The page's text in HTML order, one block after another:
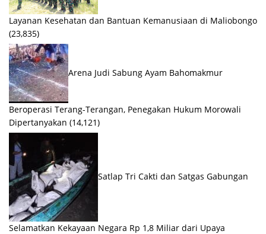
Layanan Kesehatan dan Bantuan Kemanusiaan di Maliobongo
(23,835)
Arena Judi Sabung Ayam Bahomakmur
Beroperasi Terang-Terangan, Penegakan Hukum Morowali
Dipertanyakan (14,121)
Satlap Tri Cakti dan Satgas Gabungan
Selamatkan Kekayaan Negara Rp 1,8 Miliar dari Upaya